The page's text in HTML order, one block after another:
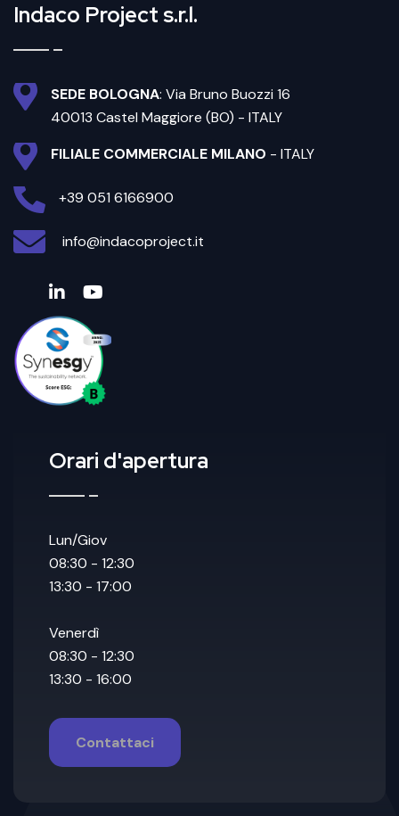
Orari d'apertura
Lun/Giov
08:30 - 12:30
13:30 - 17:00
Venerdì
08:30 - 12:30
13:30 - 16:00
Contattaci
Indaco Project s.r.l.
SEDE BOLOGNA: Via Bruno Buozzi 16
40013 Castel Maggiore (BO) - ITALY
FILIALE COMMERCIALE MILANO - ITALY
+39 051 6166900
info@indacoproject.it